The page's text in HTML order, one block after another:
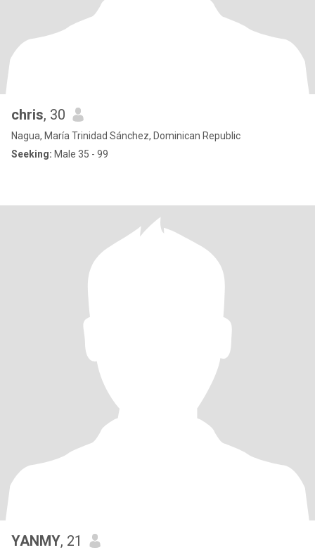
chris, 30
Nagua, María Trinidad Sánchez, Dominican Republic
Seeking: Male 35 - 99
YANMY, 21